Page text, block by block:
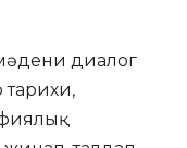
диалог
тарихи,